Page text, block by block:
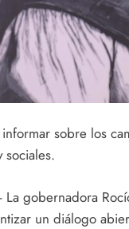
sobre los
sociales.
gobernadora
un diálogo